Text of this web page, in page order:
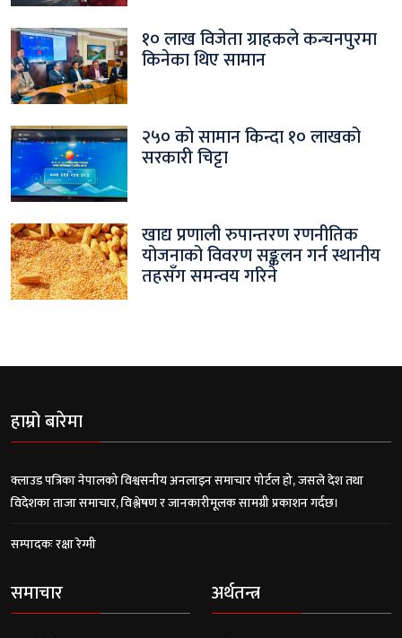
१० लाख विजेता ग्राहकले कन्चनपुरमा
किनेका थिए सामान
२५० को सामान किन्दा १० लाखको
सरकारी चिट्टा
खाद्य प्रणाली रुपान्तरण रणनीतिक
योजनाको विवरण सङ्कलन गर्न स्थानीय
तहसँग समन्वय गरिने
हाम्रो बारेमा
क्लाउड पत्रिका नेपालको विश्वसनीय अनलाइन समाचार पोर्टल हो, जसले देश तथा
विदेशका ताजा समाचार, विश्लेषण र जानकारीमूलक सामग्री प्रकाशन गर्दछ।
सम्पादकः रक्षा रेग्मी
समाचार अर्थतन्त्र